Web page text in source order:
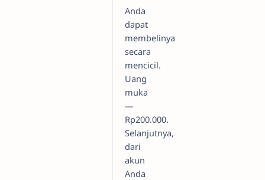
Anda
dapat
membelinya
secara
mencicil.
Uang
muka
—
Rp200.000.
Selanjutnya,
dari
akun
Anda